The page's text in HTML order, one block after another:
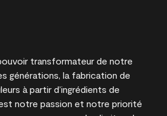
transformateur de notre
générations, la fabrication de
à partir d’ingrédients de
notre passion et notre priorité